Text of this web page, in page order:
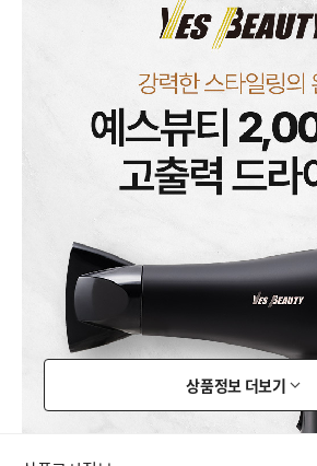
상품정보 더보기